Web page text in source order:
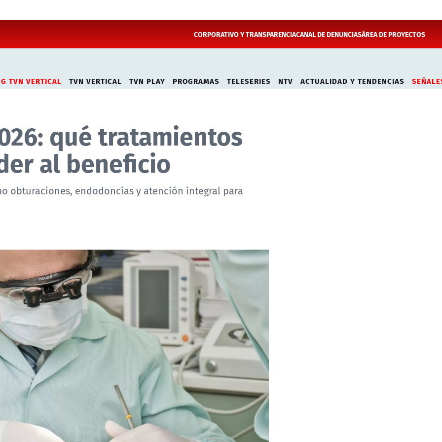
CORPORATIVO Y TRANSPARENCIACANAL DE DENUNCIASÁREA DE PROYECTOS
TVN VERTICAL TVN VERTICAL TVN PLAY PROGRAMAS TELESERIES NTV ACTUALIDAD Y TENDENCIAS
qué tratamientos
al beneficio
obturaciones, endodoncias y atención integral para